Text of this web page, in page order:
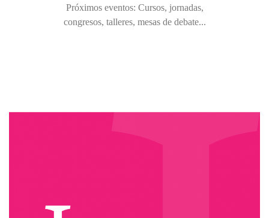
Próximos eventos: Cursos, jornadas,
congresos, talleres, mesas de debate...